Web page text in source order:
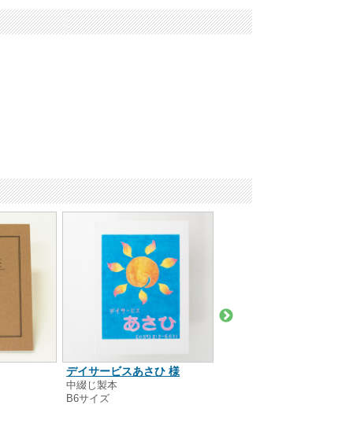
デイサービスあさひ 様
中綴じ製本
B6サイズ